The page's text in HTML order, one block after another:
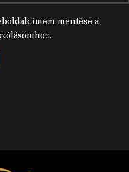
mentése a